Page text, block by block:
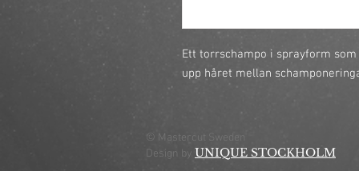
Ett torrschampo i sprayform
upp håret mellan
© Mastercut Sweden
Design by UNIQUE STOCKHOLM